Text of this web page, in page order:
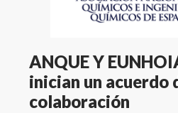
ANQUE Y
inician un acuerdo
colaboración